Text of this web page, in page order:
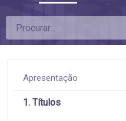
Apresentação
1. Títulos